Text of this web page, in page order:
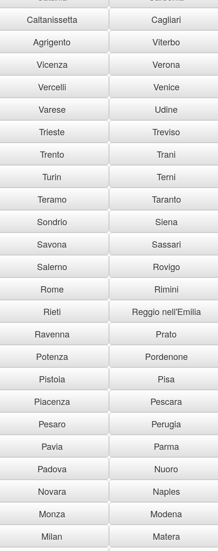
Caltanissetta
Cagliari
Agrigento
Viterbo
Vicenza
Verona
Vercelli
Venice
Varese
Udine
Trieste
Treviso
Trento
Trani
Turin
Terni
Teramo
Taranto
Sondrio
Siena
Savona
Sassari
Salerno
Rovigo
Rome
Rimini
Rieti
Reggio nell'Emilia
Ravenna
Prato
Potenza
Pordenone
Pistoia
Pisa
Piacenza
Pescara
Pesaro
Perugia
Pavia
Parma
Padova
Nuoro
Novara
Naples
Monza
Modena
Milan
Matera